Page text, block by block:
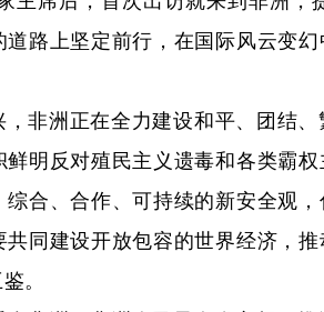
路上坚定前行，在国际风云变
非洲正在全力建设和平、团结
明反对殖民主义遗毒和各类霸
合、合作、可持续的新安全观
同建设开放包容的世界经济，
。